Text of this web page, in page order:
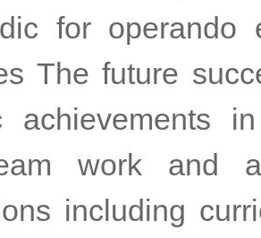
for
The future
achievements
work and
including